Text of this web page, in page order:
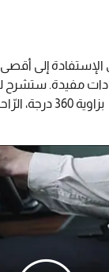
إلى أقصى
مفيدة. ستشرح
بزاوية 360 درجة، الرّاحة والملاءمة، تكنولوجيا مساعدة السّائق، أنماط قيادة لينكون، وحدة التّحكّم الخلفيّة ونظام SYNC